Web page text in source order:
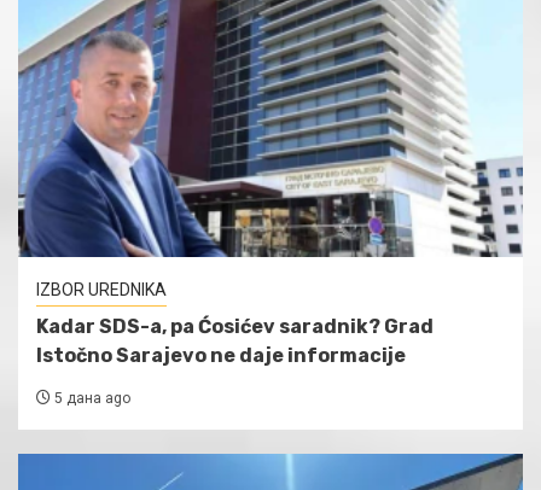
IZBOR UREDNIKA
Kadar SDS-a, pa Ćosićev saradnik? Grad
Istočno Sarajevo ne daje informacije
5 дана ago